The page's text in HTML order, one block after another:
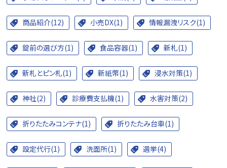
商品紹介(12) 小売DX(1) 情報漏洩リスク(1)
錠前の選び方(1) 食品容器(1) 新札(1)
新札とピン札(1) 新紙幣(1) 浸水対策(1)
神社(2) 診療費支払機(1) 水害対策(2)
折りたたみコンテナ(1) 折りたたみ台車(1)
設定代行(1) 洗面所(1) 選挙(4)